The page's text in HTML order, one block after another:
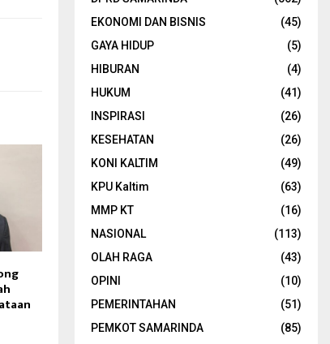
EKONOMI DAN BISNIS
(45)
GAYA HIDUP
(5)
HIBURAN
(4)
HUKUM
(41)
INSPIRASI
(26)
KESEHATAN
(26)
KONI KALTIM
(49)
KPU Kaltim
(63)
MMP KT
(16)
NASIONAL
(113)
OLAH RAGA
(43)
OPINI
(10)
PEMERINTAHAN
(51)
PEMKOT SAMARINDA
(85)